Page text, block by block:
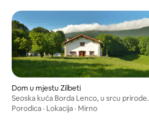
Dom u mjestu Zilbeti
Seoska kuća Borda Lenco, u srcu prirode.
Porodica · Lokacija · Mirno